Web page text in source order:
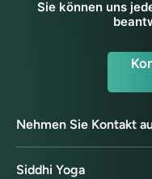
Sie können uns
Nehmen Sie Kontakt
Siddhi Yoga